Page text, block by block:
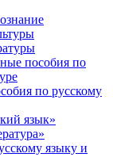
пособия по
по русскому
язык»
языку и